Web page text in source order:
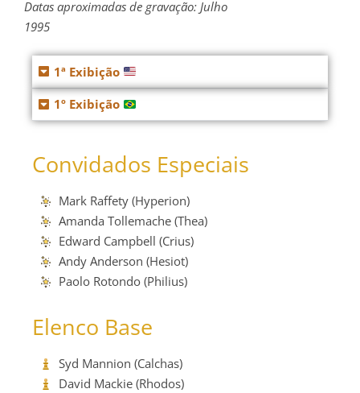
Datas aproximadas de gravação: Julho
1995
1ª Exibição
1º Exibição
Convidados Especiais
Mark Raffety (Hyperion)
Amanda Tollemache (Thea)
Edward Campbell (Crius)
Andy Anderson (Hesiot)
Paolo Rotondo (Philius)
Elenco Base
Syd Mannion (Calchas)
David Mackie (Rhodos)